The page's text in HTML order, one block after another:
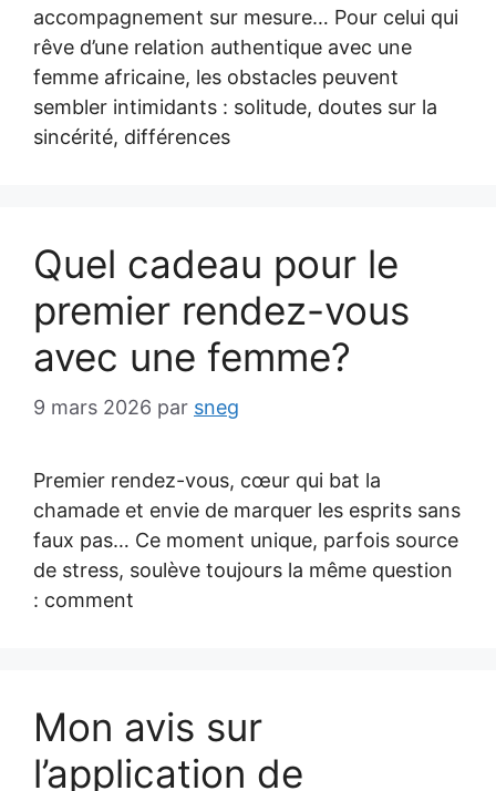
accompagnement sur mesure… Pour celui qui
rêve d’une relation authentique avec une
femme africaine, les obstacles peuvent
sembler intimidants : solitude, doutes sur la
sincérité, différences
Quel cadeau pour le
premier rendez-vous
avec une femme?
9 mars 2026 par sneg
Premier rendez-vous, cœur qui bat la
chamade et envie de marquer les esprits sans
faux pas… Ce moment unique, parfois source
de stress, soulève toujours la même question
: comment
Mon avis sur
l’application de